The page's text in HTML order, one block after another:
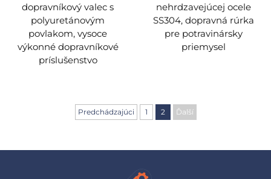
dopravníkový valec s
polyuretánovým
povlakom, vysoce
výkonné dopravníkové
príslušenstvo
nehrdzavejúcej ocele
SS304, dopravná rúrka
pre potravinársky
priemysel
Predchádzajúci 1 2 Ďalší